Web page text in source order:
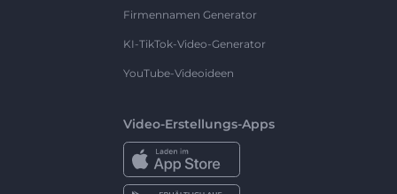
Firmennamen Generator
KI-TikTok-Video-Generator
YouTube-Videoideen
Video-Erstellungs-Apps